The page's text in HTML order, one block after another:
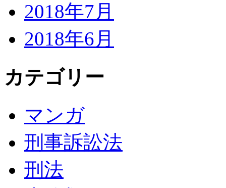
2018年7月
2018年6月
カテゴリー
マンガ
刑事訴訟法
刑法